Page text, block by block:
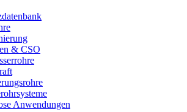
& CSO
Anwendungen